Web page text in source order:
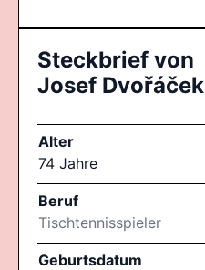
Steckbrief von
Josef Dvořáček
Alter
74 Jahre
Beruf
Tischtennisspieler
Geburtsdatum